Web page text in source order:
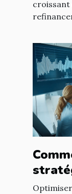
?
croissant